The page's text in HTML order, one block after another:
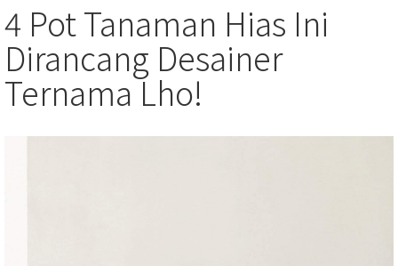
4 Pot Tanaman Hias Ini
Dirancang Desainer
Ternama Lho!